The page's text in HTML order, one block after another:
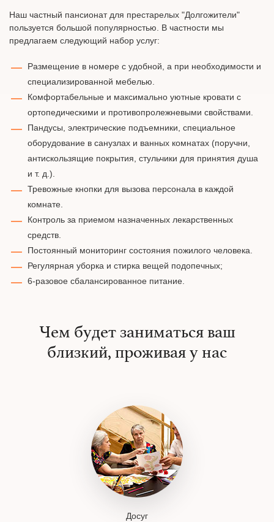
Наш частный пансионат для престарелых "Долгожители"
пользуется большой популярностью. В частности мы
предлагаем следующий набор услуг:
Размещение в номере с удобной, а при необходимости и
специализированной мебелью.
Комфортабельные и максимально уютные кровати с
ортопедическими и противопролежневыми свойствами.
Пандусы, электрические подъемники, специальное
оборудование в санузлах и ванных комнатах (поручни,
антискользящие покрытия, стульчики для принятия душа
и т. д.).
Тревожные кнопки для вызова персонала в каждой
комнате.
Контроль за приемом назначенных лекарственных
средств.
Постоянный мониторинг состояния пожилого человека.
Регулярная уборка и стирка вещей подопечных;
6-разовое сбалансированное питание.
Чем будет заниматься ваш
близкий, проживая у нас
Досуг